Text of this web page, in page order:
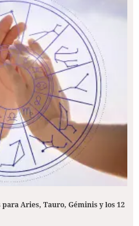
Aries, Tauro, Géminis y los 12